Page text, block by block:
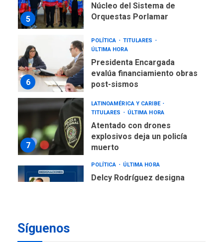
5
Núcleo del Sistema de
Orquestas Porlamar
6
POLÍTICA
TITULARES
ÚLTIMA HORA
Presidenta Encargada
evalúa financiamiento obras
post-sismos
7
LATINOAMÉRICA Y CARIBE
TITULARES
ÚLTIMA HORA
Atentado con drones
explosivos deja un policía
muerto
POLÍTICA ÚLTIMA HORA
Delcy Rodríguez designa
Síguenos